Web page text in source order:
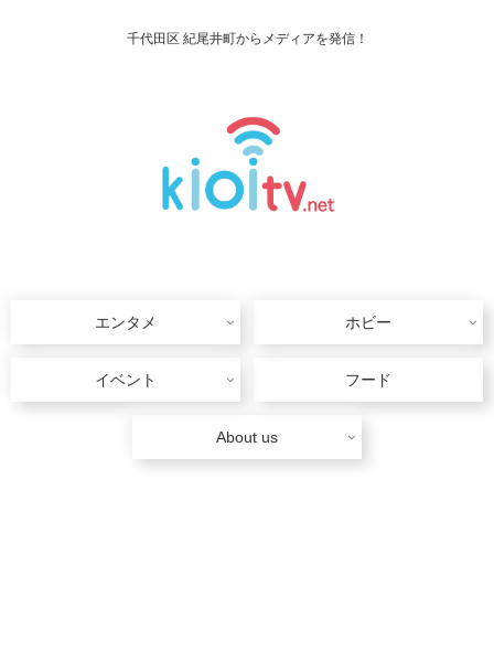
千代田区 紀尾井町からメディアを発信！
エンタメ ホビー
イベント フード
About us